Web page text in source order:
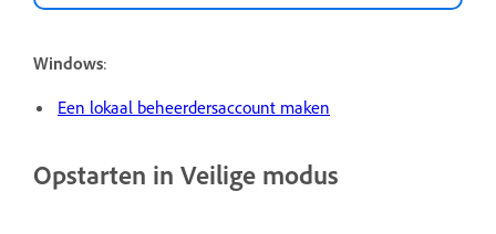
Windows:
Een lokaal beheerdersaccount maken
Opstarten in Veilige modus